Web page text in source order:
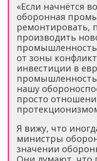
«Если начнётся
оборонная
ремонтировать,
производить
от зоны
инвестиции в
нашу
просто
Я вижу, что
министры
значении